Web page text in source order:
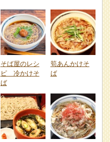
そば屋のレシ
ピ 冷かけそ
ば
筍あんかけそ
ば